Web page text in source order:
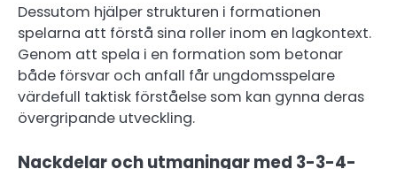
Dessutom hjälper strukturen i formationen
spelarna att förstå sina roller inom en lagkontext.
Genom att spela i en formation som betonar
både försvar och anfall får ungdomsspelare
värdefull taktisk förståelse som kan gynna deras
övergripande utveckling.
Nackdelar och utmaningar med 3-3-4-